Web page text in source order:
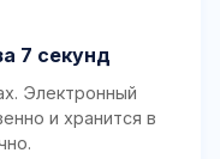
7 секунд
Электронный
и хранится в